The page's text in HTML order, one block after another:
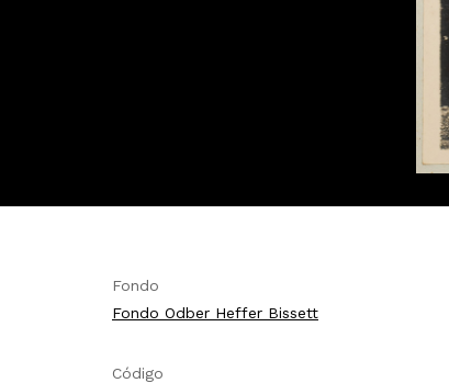
Fondo
Fondo Odber Heffer Bissett
Código